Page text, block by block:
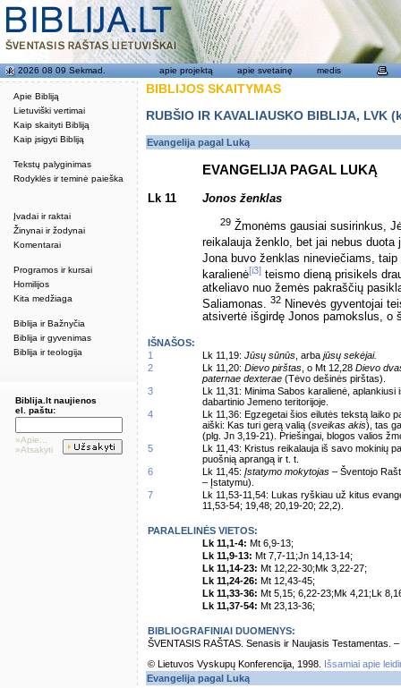
Apie Bibliją
Lietuviški vertimai
Kaip skaityti Bibliją
Kaip įsigyti Bibliją
Tekstų palyginimas
Rodyklės ir teminė paieška
Įvadai ir raktai
Žinynai ir žodynai
Komentarai
Programos ir kursai
Homilijos
Kita medžiaga
Biblija ir Bažnyčia
Biblija ir gyvenimas
Biblija ir teologija
2026 08 09 Sekmad. apie projektą apie svetainę medis
Biblija.lt naujienos
el. paštu:
»Apie...
»Atsakyti
BIBLIJOS SKAITYMAS
RUBŠIO IR KAVALIAUSKO BIBLIJA,
Evangelija pagal Luką
EVANGELIJA PAGAL LUKĄ
Lk 11 Jonos ženklas
29 Žmonėms gausiai susirinkus,
reikalauja ženklo, bet jai nebus
Jona buvo ženklas nineviečiams,
karalienė[i3] teismo dieną prisikels
atkeliavo nuo žemės pakraščių
Saliamonas. 32 Ninevės gyventojai
atsivertė išgirdę Jonos pamokslus, o
IŠNAŠOS:
1
Lk 11,19: Jūsų sūnūs , arba jūsų sekėjai.
2
Lk 11,20: Dievo pirštas , o Mt 12,28 Dievo
paternae dexterae (Tėvo dešinės pirštas).
3
Lk 11,31: Minima Sabos karalienė,
dabartinio Jemeno teritorijoje.
4
Lk 11,36: Egzegetai šios eilutės tekstą laiko
aiški: Kas turi gerą valią (sveikas akis), tas
(plg. Jn 3,19-21). Priešingai, blogos valios
5
Lk 11,43: Kristus reikalauja iš savo mokinių
puošnią aprangą ir t. t.
6
Lk 11,45: Įstatymo mokytojas – Šventojo
– Įstatymu).
7
Lk 11,53-11,54: Lukas ryškiau už kitus
11,53-54; 19,48; 20,19-20; 22,2).
PARALELINĖS VIETOS:
Lk 11,1-4: Mt 6,9-13;
Lk 11,9-13: Mt 7,7-11;Jn 14,13-14;
Lk 11,14-23: Mt 12,22-30;Mk 3,22-27;
Lk 11,24-26: Mt 12,43-45;
Lk 11,33-36: Mt 5,15; 6,22-23;Mk 4,21;Lk
Lk 11,37-54: Mt 23,13-36;
BIBLIOGRAFINIAI DUOMENYS:
ŠVENTASIS RAŠTAS. Senasis ir Naujasis Testamentas.
© Lietuvos Vyskupų Konferencija, 1998.
Išsamiai apie
Evangelija pagal Luką